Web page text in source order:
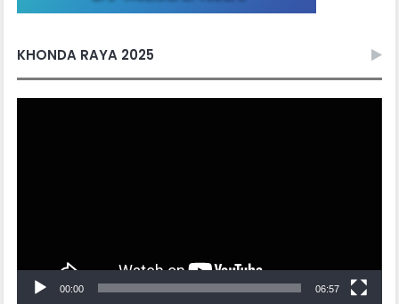
KHONDA RAYA 2025
00:00 06:57